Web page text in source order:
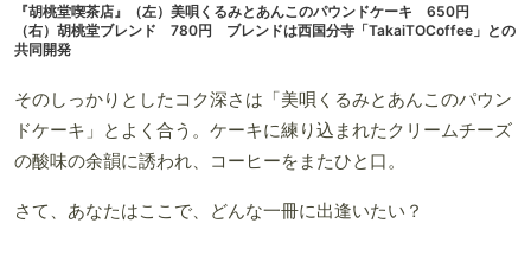
『胡桃堂喫茶店』（左）美唄くるみとあんこのパウンドケーキ 650円
（右）胡桃堂ブレンド 780円 ブレンドは西国分寺「TakaiTOCoffee」との
共同開発
そのしっかりとしたコク深さは「美唄くるみとあんこのパウン
ドケーキ」とよく合う。ケーキに練り込まれたクリームチーズ
の酸味の余韻に誘われ、コーヒーをまたひと口。
さて、あなたはここで、どんな一冊に出逢いたい？